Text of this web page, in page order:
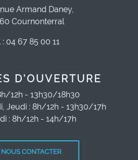
Armand Daney,
Cournonterral
: 04 67 85 00 11
D'OUVERTURE
12h - 13h30/18h30
Jeudi : 8h/12h - 13h30/17h
: 8h/12h - 14h/17h
NOUS CONTACTER